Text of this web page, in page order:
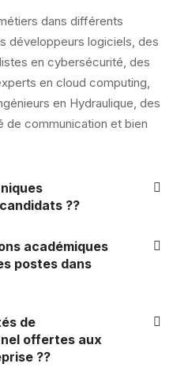
dans différents
développeurs logiciels, des
en cybersécurité, des
en cloud computing,
en Hydraulique, des
de communication et bien
??
académiques
postes dans
de
offertes aux
??